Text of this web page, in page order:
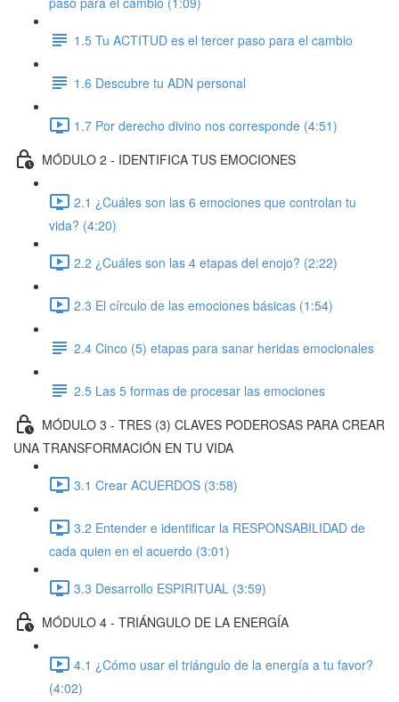
1.5 Tu ACTITUD es el tercer paso para el cambio
1.6 Descubre tu ADN personal
1.7 Por derecho divino nos corresponde (4:51)
MÓDULO 2 - IDENTIFICA TUS EMOCIONES
2.1 ¿Cuáles son las 6 emociones que controlan tu
vida? (4:20)
2.2 ¿Cuáles son las 4 etapas del enojo? (2:22)
2.3 El círculo de las emociones básicas (1:54)
2.4 Cinco (5) etapas para sanar heridas emocionales
2.5 Las 5 formas de procesar las emociones
MÓDULO 3 - TRES (3) CLAVES PODEROSAS PARA CREAR
UNA TRANSFORMACIÓN EN TU VIDA
3.1 Crear ACUERDOS (3:58)
3.2 Entender e identificar la RESPONSABILIDAD de
cada quien en el acuerdo (3:01)
3.3 Desarrollo ESPIRITUAL (3:59)
MÓDULO 4 - TRIÁNGULO DE LA ENERGÍA
4.1 ¿Cómo usar el triángulo de la energía a tu favor?
(4:02)